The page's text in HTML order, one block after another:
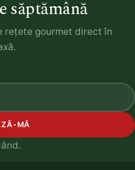
săptămână
rețete gourmet direct în
MĂ